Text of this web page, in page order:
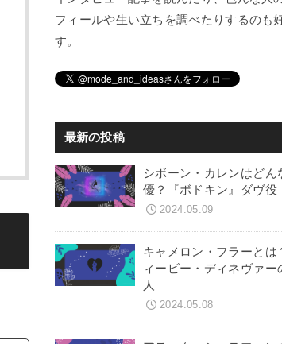
フィールや生い立ちを調べたりするのも
す。
最新の投稿
シボーン・カレンはどん
優？『ボドキン』ダヴ役
2024.05.09
キャメロン・フラーとは
ィービー・ディネヴァー
人
2024.05.08